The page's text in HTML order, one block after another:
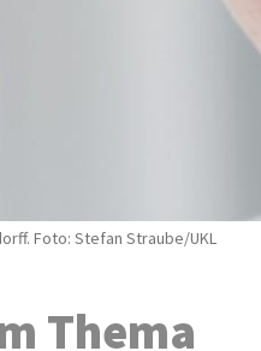
Foto: Stefan Straube/UKL
Thema